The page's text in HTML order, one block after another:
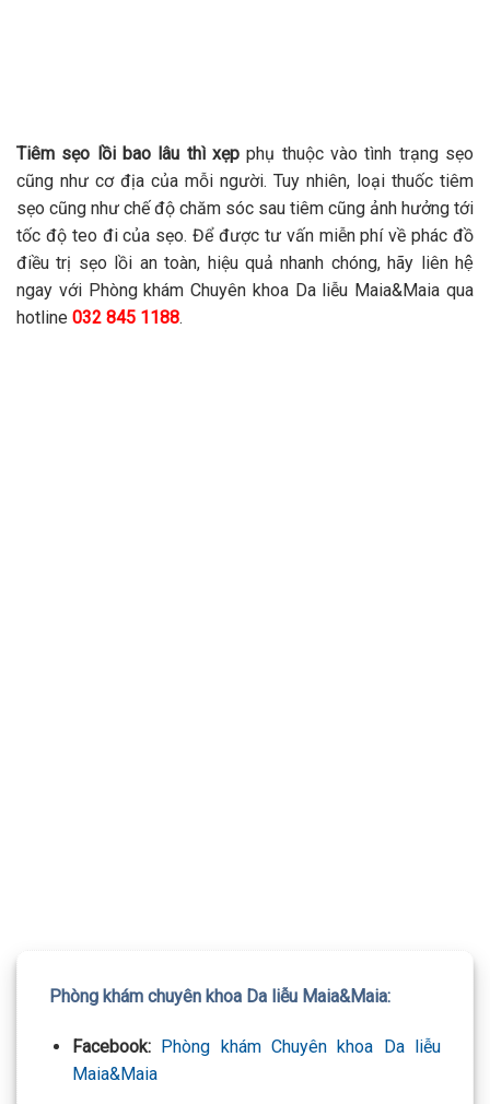
Tiêm sẹo lồi bao lâu thì xẹp phụ thuộc vào tình trạng sẹo
cũng như cơ địa của mỗi người. Tuy nhiên, loại thuốc tiêm
sẹo cũng như chế độ chăm sóc sau tiêm cũng ảnh hưởng tới
tốc độ teo đi của sẹo.Để được tư vấn miễn phí về phác đồ
điều trị sẹo lồi an toàn, hiệu quả nhanh chóng, hãy liên hệ
ngay với Phòng khám Chuyên khoa Da liễu Maia&Maia qua
hotline 032 845 1188.
Phòng khám chuyên khoa Da liễu Maia&Maia:
Facebook:
Phòng khám Chuyên khoa Da liễu
Maia&Maia